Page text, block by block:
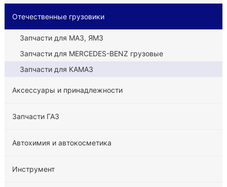
Отечественные грузовики
Запчасти для МАЗ, ЯМЗ
Запчасти для MERCEDES-BENZ грузовые
Запчасти для КАМАЗ
Аксессуары и принадлежности
Запчасти ГАЗ
Автохимия и автокосметика
Инструмент